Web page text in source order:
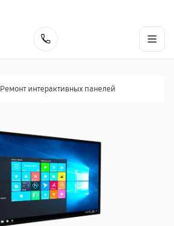
Ремонт интерактивных панелей